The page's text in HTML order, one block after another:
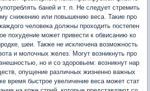
баней и т. п. Не следует стремить
снижению или повышению веса. Такие про
человека должны проходить постепен
похудение может привести к обвисанию ко
шеи. Также не исключена возможность
и молочных желез. Могут возникнуть про
но и со здоровьем: возникнут нар
опущение различных жизненно важных
время быстрое увеличение веса может стат